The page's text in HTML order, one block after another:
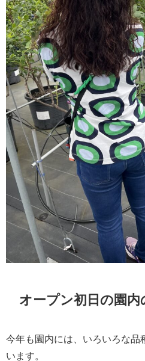
オープン初日の園内
今年も園内には、いろいろな品
います。